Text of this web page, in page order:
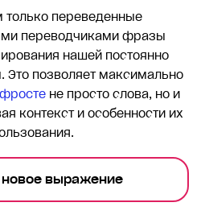
только переведенные
переводчиками фразы
нашей постоянно
позволяет максимально
не просто слова, но и
контекст и особенности их
новое выражение